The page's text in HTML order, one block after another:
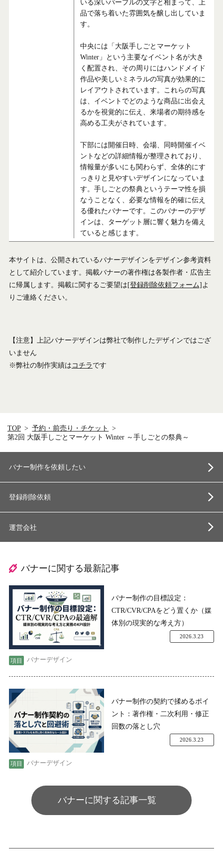
いる深いパープルの文字と相まって、上
品で落ち着いた雰囲気を醸し出していま
す。
中央には「大阪手しごとマーケット
Winter」という主要なイベント名が大き
く配置され、その周りにはハンドメイド
作品や美しいミネラルの写真が効果的に
レイアウトされています。これらの写真
は、イベントでどのような商品に出会え
るかを視覚的に伝え、来場者の期待感を
高める工夫がされています。
下部には開催日時、会場、同時開催イベ
ントなどの詳細情報が整理されており、
情報量が多いにも関わらず、全体的にす
っきりと見やすいデザインになっていま
す。手しごとの祭典というテーマ性を損
なうことなく、必要な情報を的確に伝え
る優れたバナーです。このバナーのデザ
インは、ターゲット層に響く魅力を備え
ていると感じます。
本サイトは、公開されているバナーデザインをデザイン参考資料
として紹介しています。掲載バナーの著作権は各製作者・広告主
に帰属します。掲載に関するご要望は[登録削除依頼フォーム]よ
りご連絡ください。
【注意】上記バナーデザインは弊社で制作したデザインではござ
いません
※弊社の制作実績はコチラです
TOP
予約・前売り・チケット
第2回 大阪手しごとマーケット Winter ～手しごとの祭典～
バナー制作を依頼したい
登録削除依頼
運営会社
バナーに関する最新記事
バナー制作の目標設定：
CTR/CVR/CPAをどう置くか（媒
体別の現実的な考え方）
バナーデザイン
2026.3.23
バナー制作の契約で揉めるポイ
ント：著作権・二次利用・修正
回数の落とし穴
バナーデザイン
2026.3.23
バナーに関する記事一覧